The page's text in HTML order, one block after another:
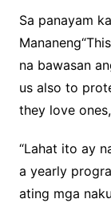
Sa panayam
na bawasan
us also to
they love
“Lahat ito ay
a yearly
ating mga